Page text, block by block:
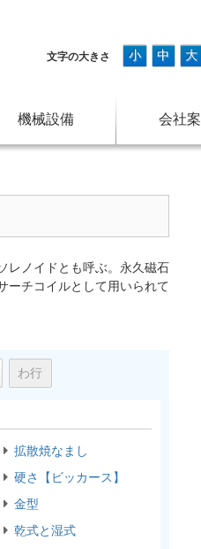
文字の大きさ 小 中 大
機械設備 会社
レノイドとも呼ぶ。永久磁石
ーチコイルとして用いられて
わ行
拡散焼なまし
硬さ【ビッカース】
金型
乾式と湿式